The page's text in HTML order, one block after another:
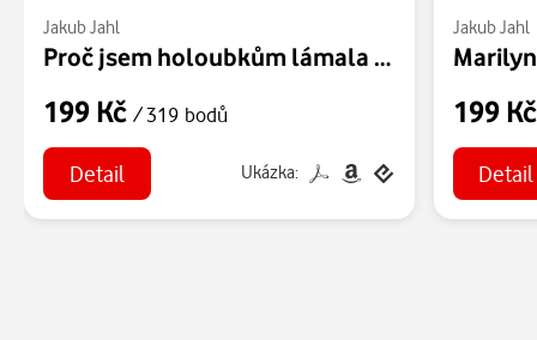
Jakub Jahl
Proč jsem holoubkům lámala křídla
199 Kč / 319 bodů
Detail Ukázka:
Jakub Jahl
199
Detail